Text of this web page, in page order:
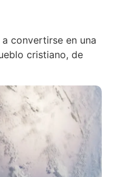
convertirse en una
cristiano, de